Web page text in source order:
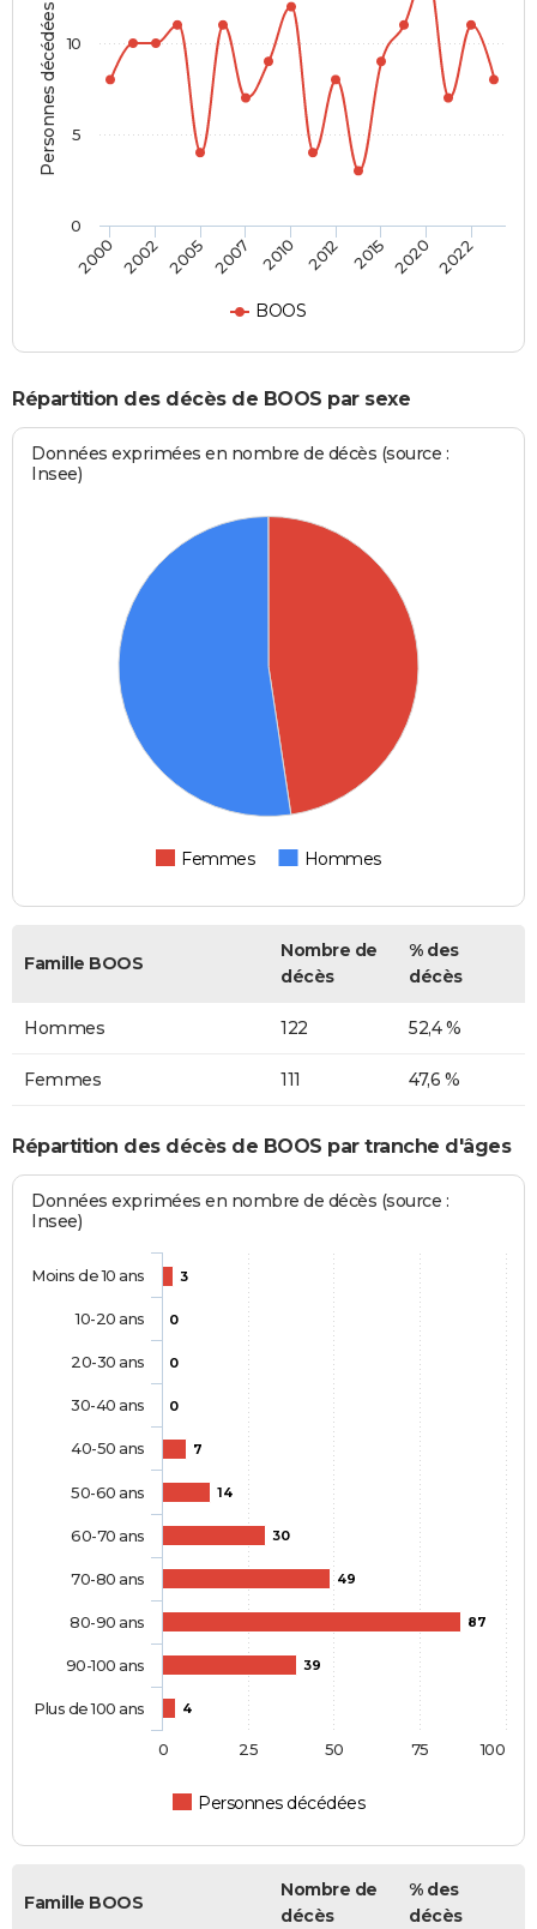
Personnes décédées
BOOS
2000 2002 2005 2007 2010 2012 2015 2020 2022
0
5
10
Répartition des décès de BOOS par sexe
Données exprimées en nombre de décès (source :
Insee)
Femmes Hommes
Famille BOOS
Nombre de
décès
% des
décès
Hommes 122 52,4 %
Femmes 111 47,6 %
Répartition des décès de BOOS par tranche d'âges
Données exprimées en nombre de décès (source :
Insee)
3
0
0
0
7
14
30
49
87
39
4
Personnes décédées
Moins de 10 ans
10-20 ans
20-30 ans
30-40 ans
40-50 ans
50-60 ans
60-70 ans
70-80 ans
80-90 ans
90-100 ans
Plus de 100 ans
0 100
25 50 75
Famille BOOS
Nombre de
décès
% des
décès